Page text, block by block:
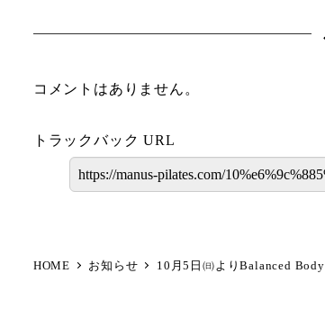
コメントはありません。
トラックバック URL
HOME お知らせ 10月5日㈰よりBalanced